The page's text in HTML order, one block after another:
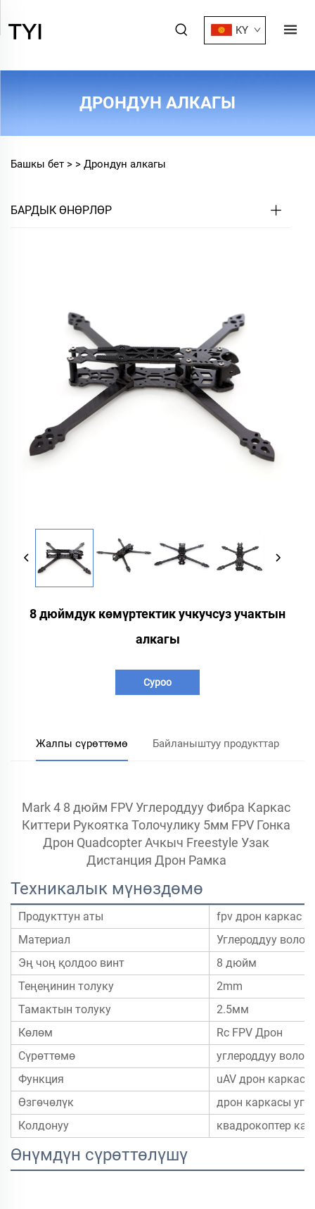
KY
ДРОНДУН АЛКАГЫ
Башкы бет > > Дрондун алкагы
БАРДЫК ӨНӨРЛӨР
8 дюймдук көмүртектик учкучсуз учактын
алкагы
Суроо
Жалпы сүрөттөмө Байланыштуу продукттар
Mark 4 8 дюйм FPV Углероддуу Фибра Каркас
Киттери Рукоятка Толочулику 5мм FPV Гонка
Дрон Quadcopter Ачкыч Freestyle Узак
Дистанция Дрон Рамка
Техникалык мүнөздөмө
Продукттун аты
fpv дрон каркас
Материал
Углероддуу
Эң чоң қолдоо винт
8 дюйм
Теңеңинин толуку
2mm
Тамактын толуку
2.5мм
Көлөм
Rc FPV Дрон
Сүрөттөмө
углероддуу
Функция
uAV дрон каркасы
Өзгөчөлүк
дрон каркасы
Колдонуу
квадрокоптер
Өнүмдүн сүрөттөлүшү